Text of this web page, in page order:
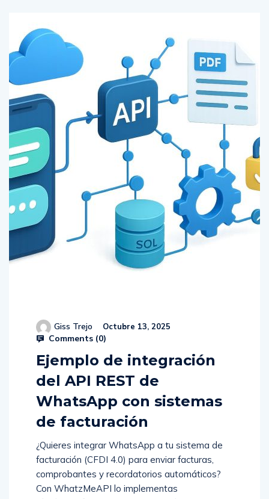
Giss Trejo Octubre 13, 2025
Comments (0)
Ejemplo de integración
del API REST de
WhatsApp con sistemas
de facturación
¿Quieres integrar WhatsApp a tu sistema de
facturación (CFDI 4.0) para enviar facturas,
comprobantes y recordatorios automáticos?
Con WhatzMeAPI lo implementas